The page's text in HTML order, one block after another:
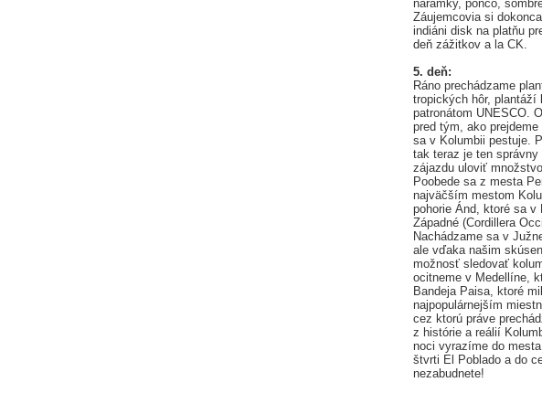
náramky, pončo,
Záujemcovia si
indiáni disk na platňu
deň zážitkov a la CK.
5. deň:
Ráno prechádzame
tropických hôr, plantáží
patronátom UNESCO.
pred tým, ako
sa v Kolumbii pestuje.
tak teraz je ten
zájazdu uloviť
Poobede sa z mesta
najväčším mestom
pohorie Ánd, ktoré sa v
Západné (Cordillera
Nachádzame sa v
ale vďaka našim
možnosť sledovať
ocitneme v Medellíne,
Bandeja Paisa, ktoré
najpopulárnejším
cez ktorú práve
z histórie a reálií
noci vyrazíme do
štvrti El Poblado a do
nezabudnete!